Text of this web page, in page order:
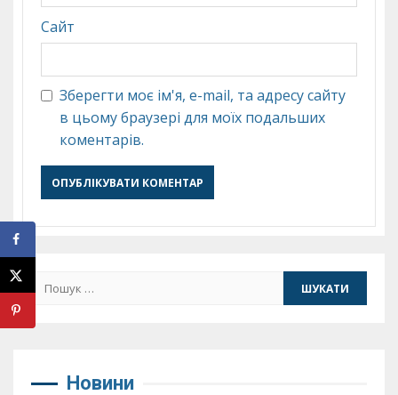
Сайт
Зберегти моє ім'я, e-mail, та адресу сайту
в цьому браузері для моїх подальших
коментарів.
Пошук:
Новини